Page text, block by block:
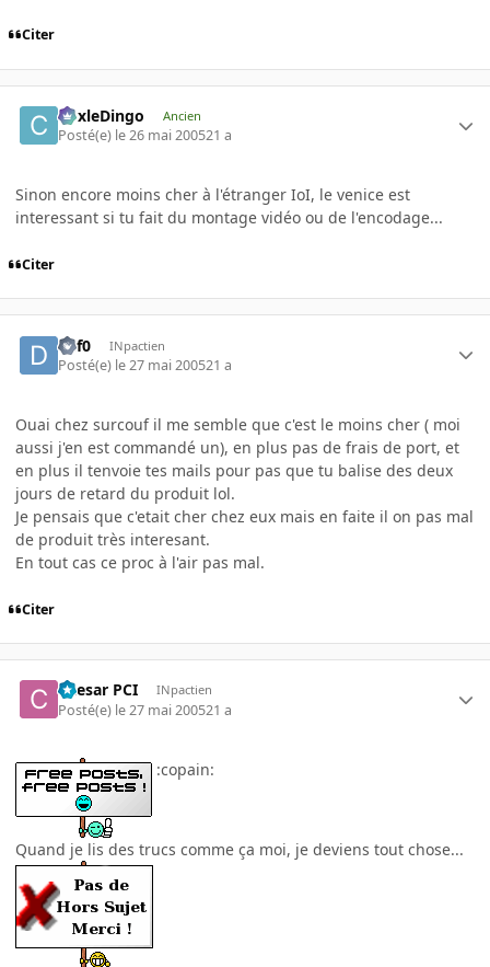
Citer
CoxleDingo Ancien
Posté(e) le 26 mai 200521 a
Sinon encore moins cher à l'étranger IoI, le venice est
interessant si tu fait du montage vidéo ou de l'encodage...
Citer
def0 INpactien
Posté(e) le 27 mai 200521 a
Ouai chez surcouf il me semble que c'est le moins cher ( moi
aussi j'en est commandé un), en plus pas de frais de port, et
en plus il tenvoie tes mails pour pas que tu balise des deux
jours de retard du produit lol.
Je pensais que c'etait cher chez eux mais en faite il on pas mal
de produit très interesant.
En tout cas ce proc à l'air pas mal.
Citer
Caesar PCI INpactien
Posté(e) le 27 mai 200521 a
:copain:
Quand je lis des trucs comme ça moi, je deviens tout chose...